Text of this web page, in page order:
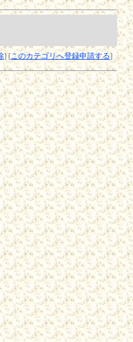
] [このカテゴリへ登録申請する]